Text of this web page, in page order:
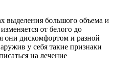
выделения большого объема и
от белого до
они дискомфортом и разной
у себя такие признаки
на лечение